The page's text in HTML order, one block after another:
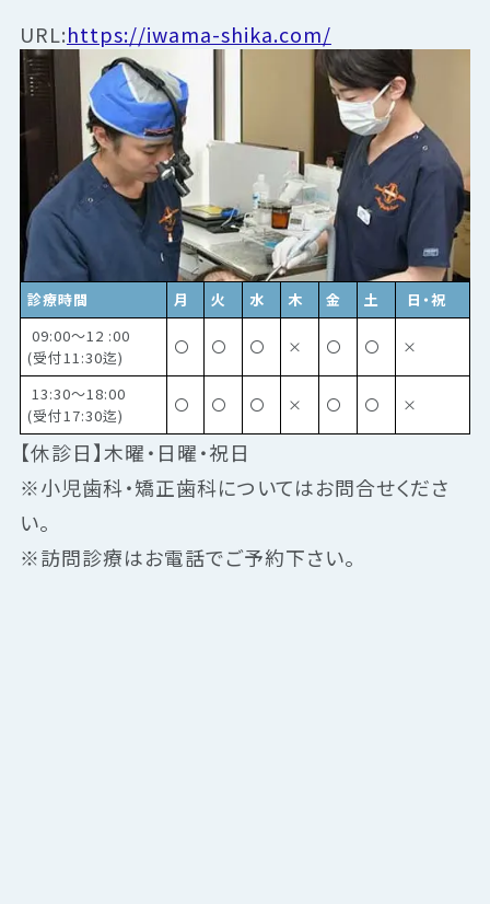
URL:https://iwama-shika.com/
診療時間 月 火 水 木 金 土
日・祝
09:00～12 :00
(受付11:30迄)
〇 〇 〇 × 〇 〇 ×
13:30～18:00
(受付17:30迄)
〇 〇 〇 × 〇 〇 ×
【休診日】木曜・日曜・祝日
※小児歯科・矯正歯科についてはお問合せくださ
い。
※訪問診療はお電話でご予約下さい。